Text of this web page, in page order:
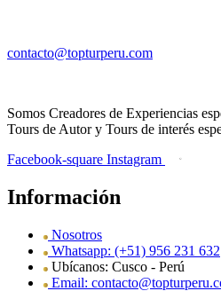
contacto@topturperu.com
Somos Creadores de Experiencias
Tours de Autor y Tours de interés
Facebook-square Instagram
Información
Nosotros
Whatsapp: (+51) 956 231 632
Ubícanos: Cusco - Perú
Email: